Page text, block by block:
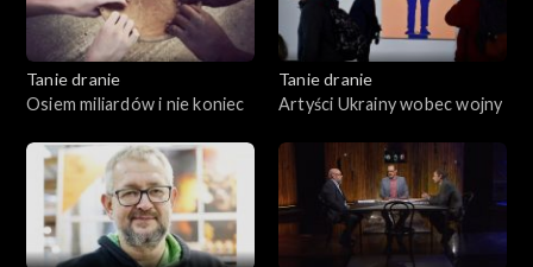
Tanie dranie
Osiem miliardów i nie koniec
Tanie dranie
Artyści Ukrainy wobec wojny